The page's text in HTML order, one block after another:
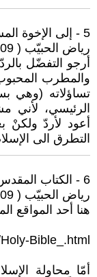
5 - إلى الإخوة المسيحيّين
رياض الحبيّب ( 2009 / 4 / 20 - 08:02 )
أرجو التفضّل
والمطرب
تساؤلاته (وهي
الرئيسي، لأني
أعود لأردّ ولكنْ
التطرق الى
6 - الكتاب المقدس - نصوصه مع التفسير
رياض الحبيّب ( 2009 / 4 / 20 - 12:14 )
هنا أحد المواقع
Bible_.html
أمّا محاولة